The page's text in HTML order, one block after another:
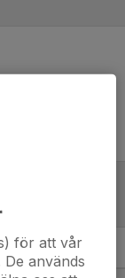
för att vår
används